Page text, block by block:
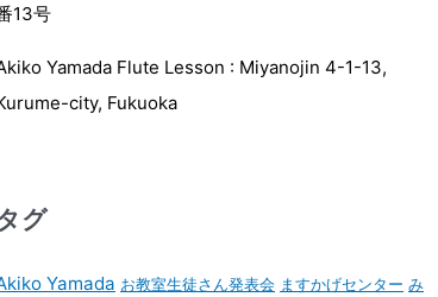
13号
Yamada Flute Lesson : Miyanojin 4-1-13,
city, Fukuoka
グ
Yamada お教室生徒さん発表会 ますかげセンター み